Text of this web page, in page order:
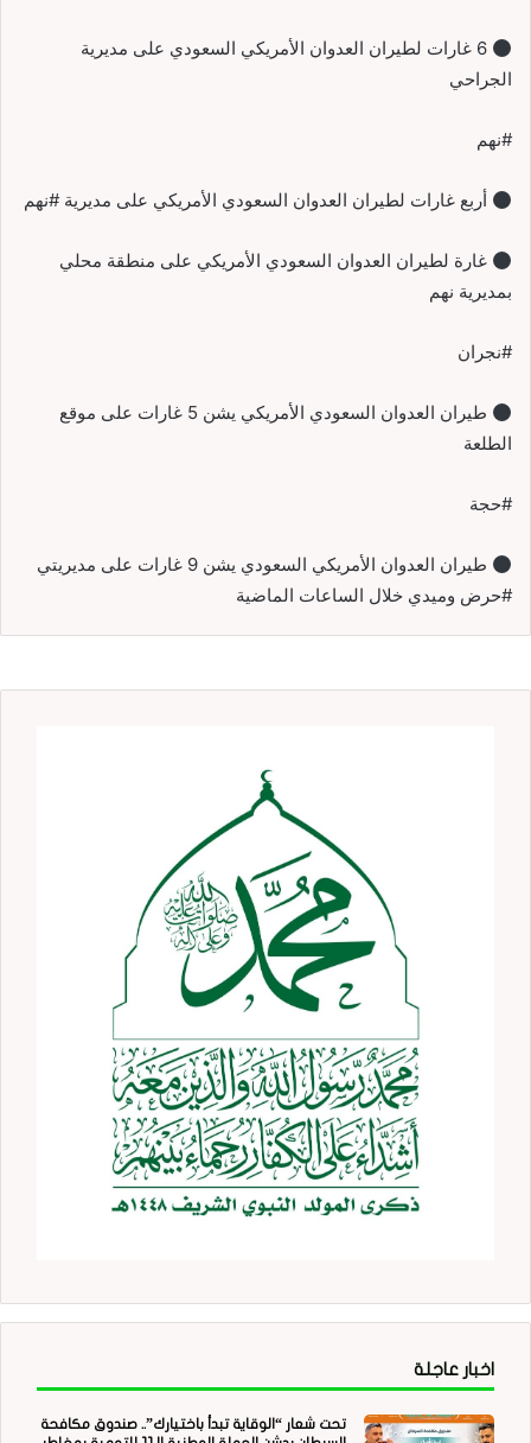
6 غارات لطيران العدوان الأمريكي السعودي على مديرية
الجراحي
#نهم
أربع غارات لطيران العدوان السعودي الأمريكي على مديرية #نهم
غارة لطيران العدوان السعودي الأمريكي على منطقة محلي
بمديرية نهم
#نجران
طيران العدوان السعودي الأمريكي يشن 5 غارات على موقع
الطلعة
#حجة
طيران العدوان الأمريكي السعودي يشن 9 غارات على مديريتي
#حرض وميدي خلال الساعات الماضية
اخبار عاجلة
تحت شعار “الوقاية تبدأ باختيارك”.. صندوق مكافحة